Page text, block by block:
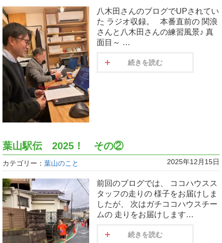
八木田さんのブログでUPされてい
た ラジオ収録。 本番直前の 関浪
さんと八木田さんの練習風景♪ 真
面目～ …
続きを読む
葉山駅伝 2025！ その②
カテゴリー： 葉山のこと 2025年12月15日
前回のブログでは、 ココハウスス
タッフの走りの 様子をお届けしま
したが、 次はガチココハウスチー
ムの 走りをお届けします…
続きを読む